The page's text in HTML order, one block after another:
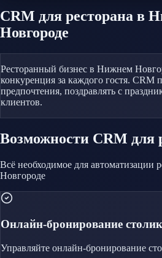
CRM для ресторана в
Новгороде
Ресторанный бизнес в Нижнем
конкуренция за каждого гостя. CRM
предпочтения, поздравлять с
клиентов.
Возможности CRM для
Всё необходимое для автоматизации
Новгороде
Онлайн-бронирование
Управляйте онлайн-бронирование